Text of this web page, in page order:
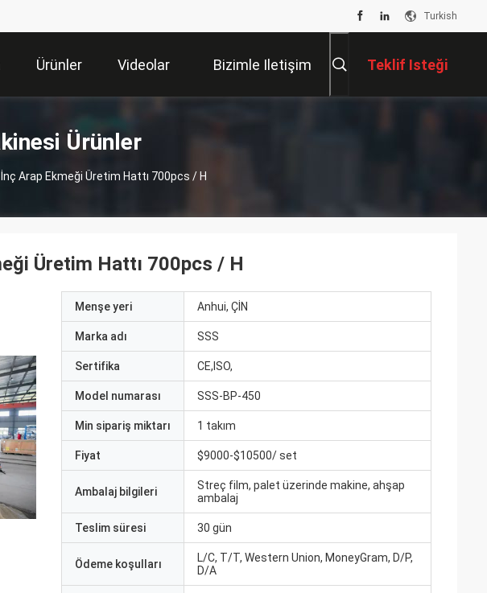
Turkish
Ürünler Videolar Bizimle Iletişim Teklif Isteği
Ürünler
Arap Ekmeği Üretim Hattı 700pcs / H
Üretim Hattı 700pcs / H
Menşe yeri Anhui, ÇİN
Marka adı SSS
Sertifika CE,ISO,
Model numarası SSS-BP-450
Min sipariş miktarı 1 takım
Fiyat $9000-$10500/ set
Ambalaj bilgileri
Streç film, palet üzerinde makine, ahşap
ambalaj
Teslim süresi 30 gün
Ödeme koşulları
L/C, T/T, Western Union, MoneyGram, D/P,
D/A